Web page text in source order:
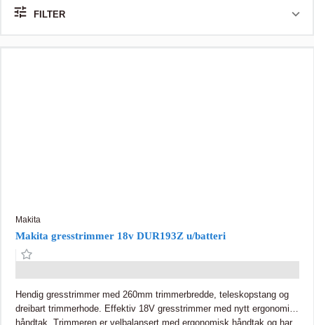
FILTER
Makita
Makita gresstrimmer 18v DUR193Z u/batteri
Hendig gresstrimmer med 260mm trimmerbredde, teleskopstang og
dreibart trimmerhode. Effektiv 18V gresstrimmer med nytt ergonomisk
håndtak. Trimmeren er velbalansert med ergonomisk håndtak og har